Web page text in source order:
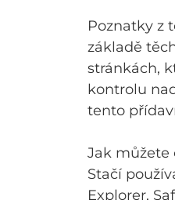
Poznatky z
základě
stránkách,
kontrolu
tento
Jak můžete
Stačí
Explorer,